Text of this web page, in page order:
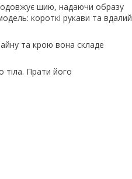
подовжує шию, надаючи образу
короткі рукави та вдалий
та крою вона складе
тіла. Прати його